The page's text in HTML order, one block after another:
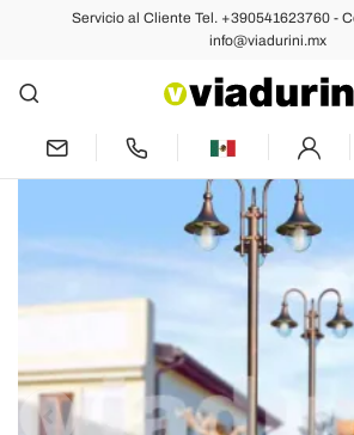
Servicio al Cliente Tel. +390541623760 -
info@viadurini.mx
Farola exterior de tres
aluminio, fabricado en